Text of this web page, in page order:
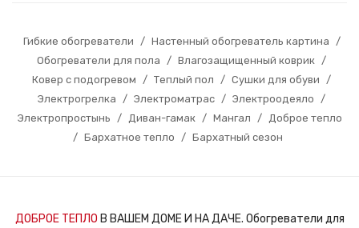
Гибкие обогреватели / Настенный обогреватель картина
/
Обогреватели для пола
/ Влагозащищенный коврик
/
Ковер с подогревом
/ Теплый пол / Сушки для обуви
/
Электрогрелка
/ Электроматрас / Электроодеяло
/
Электропростынь
/ Диван-гамак / Мангал /
Доброе тепло
/ Бархатное тепло / Бархатный сезон
ДОБРОЕ ТЕПЛО В ВАШЕМ ДОМЕ И НА ДАЧЕ. Обогреватели для